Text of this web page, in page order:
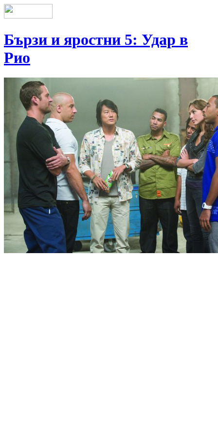
Бързи и яростни 5: Удар в
Рио